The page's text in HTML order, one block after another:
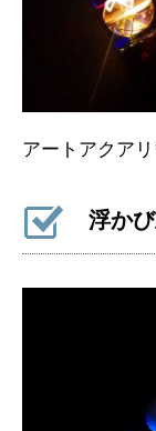
アートアクア
浮か